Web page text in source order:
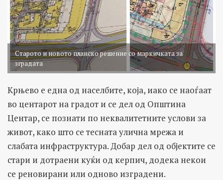
Старото и новото планско решение со маркичката за
зградата
Крњево е една од населбите, која, иако се наоѓаат
во центарот на градот и се дел од Општина
Центар, се познати по неквалитетните услови за
живот, како што се тесната улична мрежа и
слабата инфраструктура. Добар дел од објектите се
стари и дотраени куќи од керпич, додека некои
се реновирани или одново изградени.